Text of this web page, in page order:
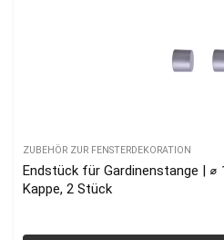
ZUBEHÖR ZUR FENSTERDEKORATION
Endstück für Gardinenstange | ⌀
Kappe, 2 Stück